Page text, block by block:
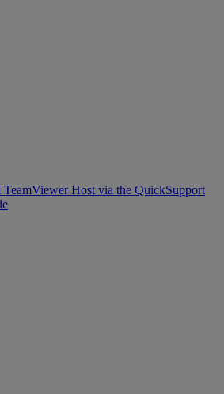
TeamViewer Host via the QuickSupport